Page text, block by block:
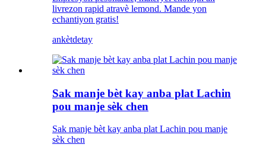
livrezon rapid atravè lemond. Mande yon
echantiyon gratis!
ankètdetay
Sak manje bèt kay anba plat Lachin
pou manje sèk chen
Sak manje bèt kay anba plat Lachin pou manje
sèk chen